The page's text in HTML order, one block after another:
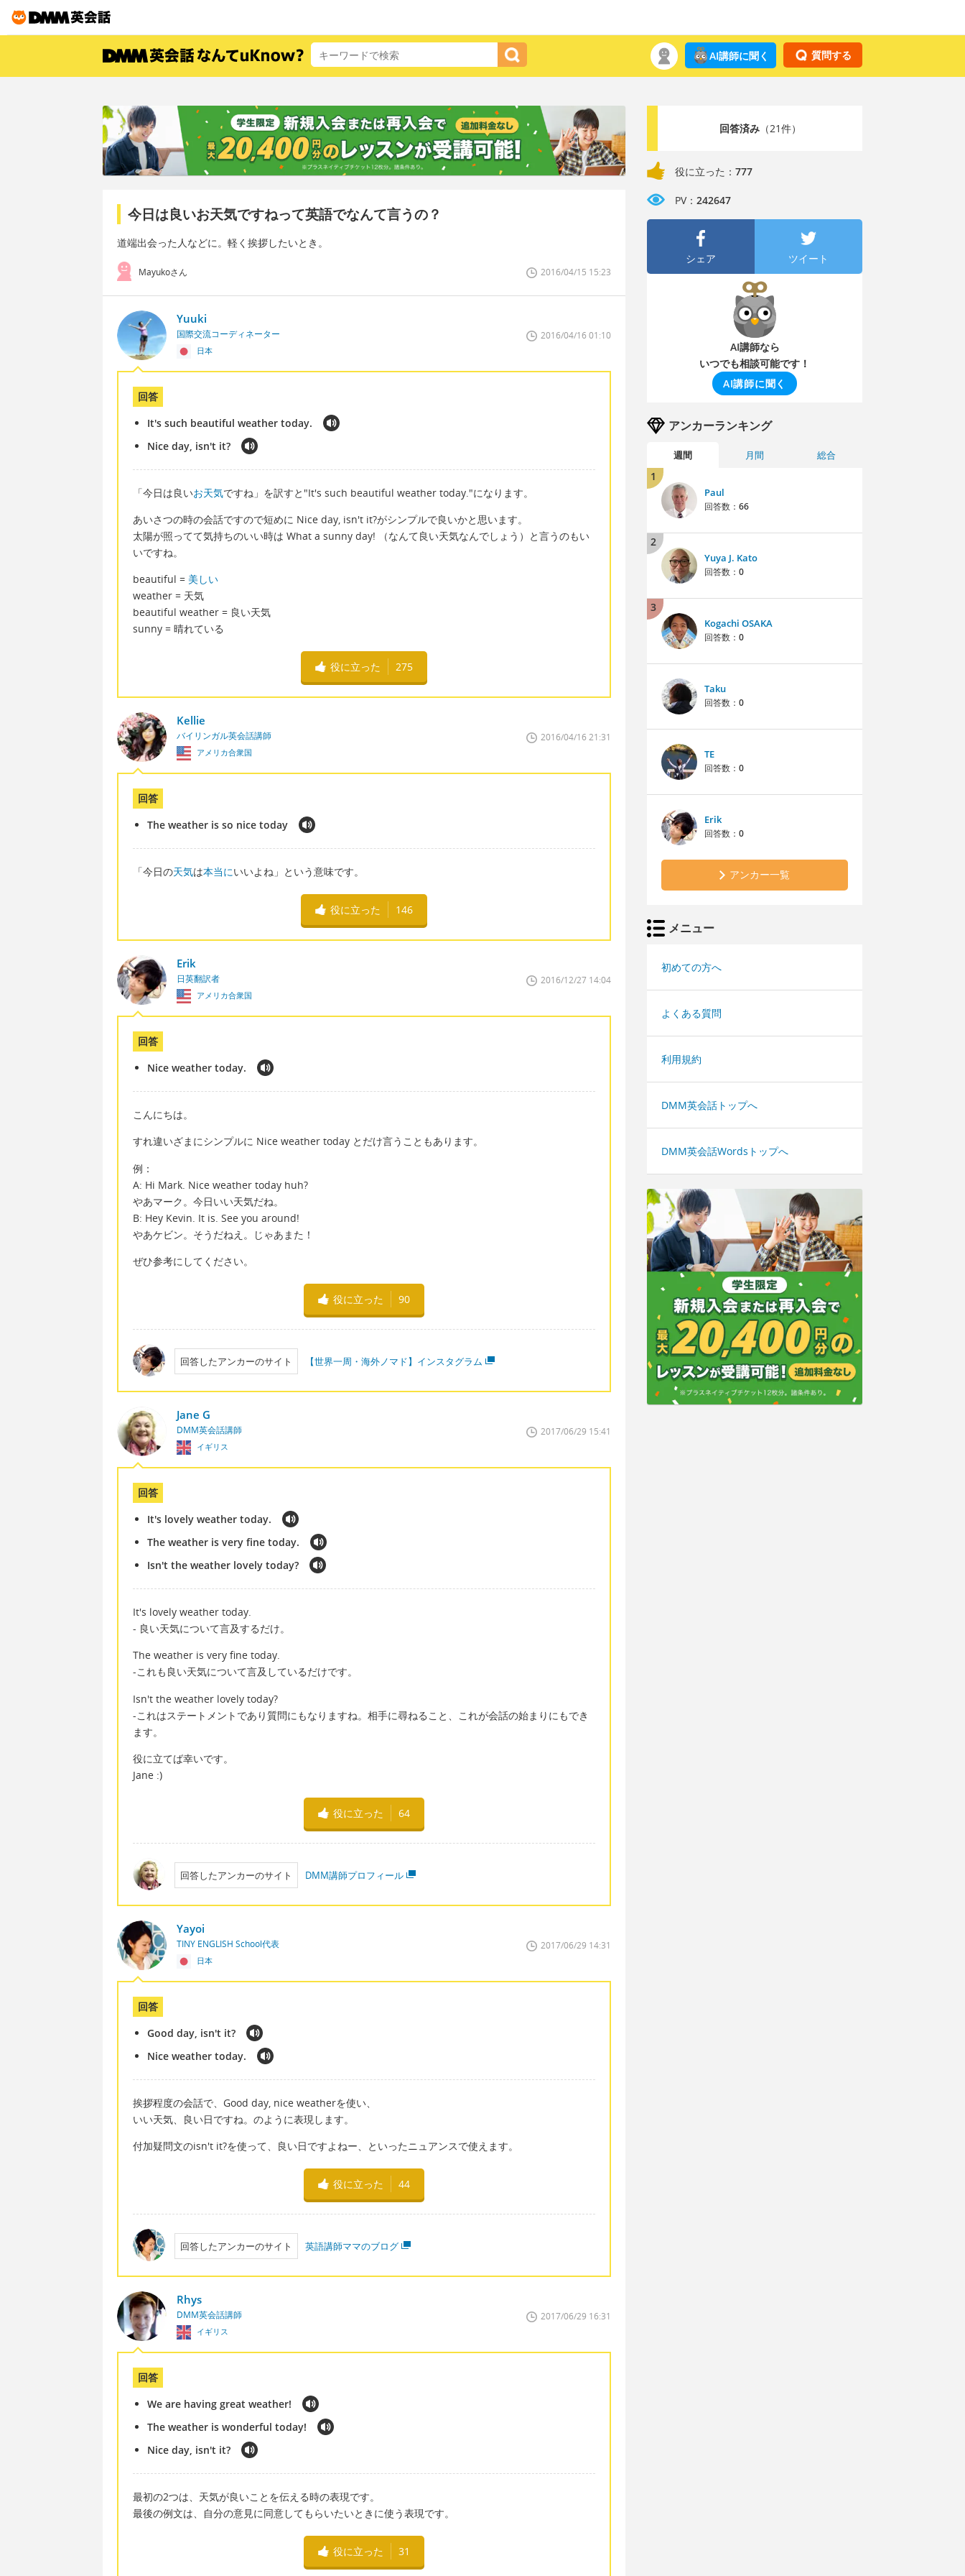
質問する
AI講師に聞く
今日は良いお天気ですねって英語でなんて言うの？
道端出会った人などに。軽く挨拶したいとき。
Mayukoさん 2016/04/15 15:23
Yuuki
国際交流コーディネーター
日本
2016/04/16 01:10
回答
It's such beautiful weather today.
Nice day, isn't it?
「今日は良いお天気ですね」を訳すと"It's such beautiful weather today."になります。
あいさつの時の会話ですので短めに Nice day, isn't it?がシンプルで良いかと思います。
太陽が照ってて気持ちのいい時は What a sunny day! （なんて良い天気なんでしょう）と言うのもい
いですね。
beautiful = 美しい
weather = 天気
beautiful weather = 良い天気
sunny = 晴れている
役に立った 275
Kellie
バイリンガル英会話講師
アメリカ合衆国
2016/04/16 21:31
回答
The weather is so nice today
「今日の天気は本当にいいよね」という意味です。
役に立った 146
Erik
日英翻訳者
アメリカ合衆国
2016/12/27 14:04
回答
Nice weather today.
こんにちは。
すれ違いざまにシンプルに Nice weather today とだけ言うこともあります。
例：
A: Hi Mark. Nice weather today huh?
やあマーク。今日いい天気だね。
B: Hey Kevin. It is. See you around!
やあケビン。そうだねえ。じゃあまた！
ぜひ参考にしてください。
役に立った 90
回答したアンカーのサイト 【世界一周・海外ノマド】インスタグラム
Jane G
DMM英会話講師
イギリス
2017/06/29 15:41
回答
It's lovely weather today.
The weather is very fine today.
Isn't the weather lovely today?
It's lovely weather today.
- 良い天気について言及するだけ。
The weather is very fine today.
-これも良い天気について言及しているだけです。
Isn't the weather lovely today?
-これはステートメントであり質問にもなりますね。相手に尋ねること、これが会話の始まりにもでき
ます。
役に立てば幸いです。
Jane :)
役に立った 64
回答したアンカーのサイト DMM講師プロフィール
Yayoi
TINY ENGLISH School代表
日本
2017/06/29 14:31
回答
Good day, isn't it?
Nice weather today.
挨拶程度の会話で、Good day, nice weatherを使い、
いい天気、良い日ですね。のように表現します。
付加疑問文のisn't it?を使って、良い日ですよねー、といったニュアンスで使えます。
役に立った 44
回答したアンカーのサイト 英語講師ママのブログ
Rhys
DMM英会話講師
イギリス
2017/06/29 16:31
回答
We are having great weather!
The weather is wonderful today!
Nice day, isn't it?
最初の2つは、天気が良いことを伝える時の表現です。
最後の例文は、自分の意見に同意してもらいたいときに使う表現です。
役に立った 31
回答済み（21件）
役に立った： 777
PV： 242647
シェア ツイート
AI講師なら
いつでも相談可能です！
AI講師に聞く
アンカーランキング
週間 月間 総合
1
Paul
回答数： 66
2
Yuya J. Kato
回答数： 0
3
Kogachi OSAKA
回答数： 0
Taku
回答数： 0
TE
回答数： 0
Erik
回答数： 0
アンカー一覧
メニュー
初めての方へ
よくある質問
利用規約
DMM英会話トップへ
DMM英会話Wordsトップへ